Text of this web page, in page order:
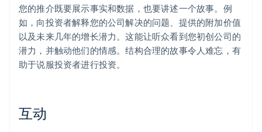
您的推介既要展示事实和数据，也要讲述一个故事。例
如，向投资者解释您的公司解决的问题、提供的附加价值
以及未来几年的增长潜力。这能让听众看到您初创公司的
潜力，并触动他们的情感。结构合理的故事令人难忘，有
助于说服投资者进行投资。
互动
阿联酋
爱沙尼亚